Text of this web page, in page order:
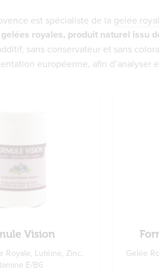
est spécialiste de la gelée
royales, produit naturel issu
sans conservateur et sans
européenne, afin d’analyser
Vision
Royale, Lutéine, Zinc,
E/B6
Gelée